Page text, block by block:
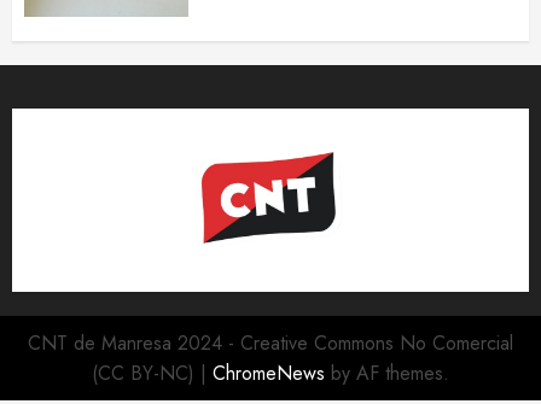
CNT de Manresa 2024 - Creative Commons No Comercial
(CC BY-NC) | ChromeNews by AF themes.